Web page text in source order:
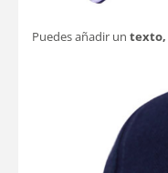
Puedes añadir un texto,